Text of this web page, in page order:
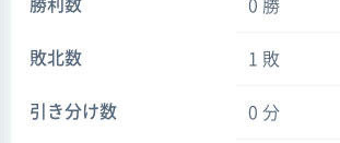
勝利数 0 勝
敗北数 1 敗
引き分け数 0 分